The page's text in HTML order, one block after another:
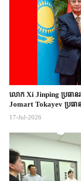
លោក Xi Jinping ប្រធានរ
Jomart ​Tokayev ​ប្រធា
17-Jul-2026